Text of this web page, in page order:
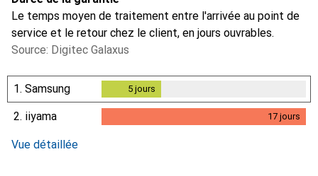
Le temps moyen de traitement entre l'arrivée au point de
service et le retour chez le client, en jours ouvrables.
Source: Digitec Galaxus
1. Samsung 5 jours
2. iiyama 17 jours
Vue détaillée